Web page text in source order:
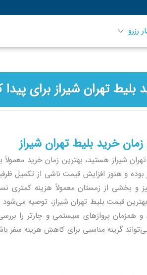
رزرو
بلیط تهران شیراز برای
خرید بلیط تهران شیراز
بوده و هنوز افزایش قیمت ناشی از
و بخشی از زمستان معمولاً هزینه کمتری
قیمت بلیط تهران شیراز، توصیه می‌شود
و همزمان پروازهای سیستمی و چارتر را
گزینه مناسبی برای کاهش هزینه سفر